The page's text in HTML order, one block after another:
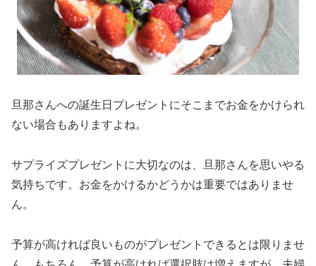
旦那さんへの誕生日プレゼントにそこまでお金をかけられ
ない場合もありますよね。
サプライズプレゼントに大切なのは、旦那さんを思いやる
気持ちです。お金をかけるかどうかは重要ではありませ
ん。
予算が高ければ良いものがプレゼントできるとは限りませ